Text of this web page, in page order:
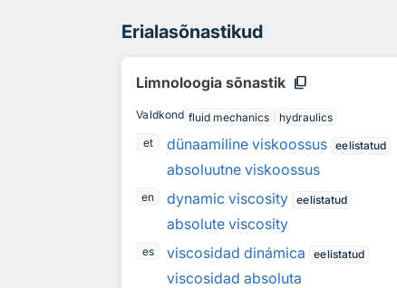
Erialasõnastikud
Limnoloogia sõnastik content_copy
Valdkond fluid mechanics
hydraulics
et
dünaamiline viskoossus eelistatud
absoluutne viskoossus
en dynamic viscosity eelistatud
absolute viscosity
es viscosidad dinámica eelistatud
viscosidad absoluta